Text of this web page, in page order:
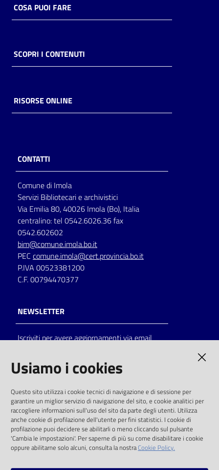
COSA PUOI FARE
SCOPRI I CONTENUTI
RISORSE ONLINE
CONTATTI
Comune di Imola
Servizi Bibliotecari e archivistici
Via Emilia 80, 40026 Imola (Bo), Italia
centralino: tel 0542.6026.36 fax
0542.602602
bim@comune.imola.bo.it
PEC comune.imola@cert.provincia.bo.it
P.IVA 00523381200
C.F. 00794470377
NEWSLETTER
Iscriviti per avere aggiornamenti via email
solo alle condizioni previste dalla direttiva
comunitaria 2003/98/CE e dal d.lgs. 36/2006
SOCIAL
Instagram
Usiamo i cookies
Questo sito utilizza i cookie tecnici di navigazione e di sessione per
garantire un miglior servizio di navigazione del sito, e cookie analitici per
raccogliere informazioni sull'uso del sito da parte degli utenti. Utilizza
anche cookie di profilazione dell'utente per fini statistici. I cookie di
profilazione puoi decidere se abilitarli o meno cliccando sul pulsante
'Cambia le impostazioni'. Per saperne di più su come disabilitare i cookie
oppure abilitarne solo alcuni, consulta la nostraCookie Policy.